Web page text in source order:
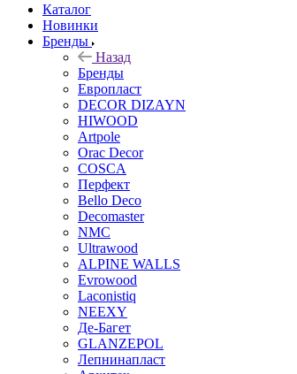
Каталог
Новинки
Бренды
Назад
Бренды
Европласт
DECOR DIZAYN
HIWOOD
Artpole
Orac Decor
COSCA
Перфект
Bello Deco
Decomaster
NMС
Ultrawood
ALPINE WALLS
Evrowood
Laconistiq
NEEXY
Де-Багет
GLANZEPOL
Лепнинапласт